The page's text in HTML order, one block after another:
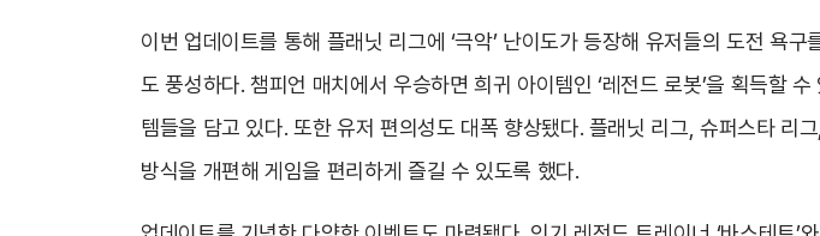
이번 업데이트를 통해 플래닛 리그에 ‘극악’ 난이도가 등장해 유저들의 도전 욕
도 풍성하다. 챔피언 매치에서 우승하면 희귀 아이템인 ‘레전드 로봇’을 획득할
템들을 담고 있다. 또한 유저 편의성도 대폭 향상됐다. 플래닛 리그, 슈퍼스타 리
방식을 개편해 게임을 편리하게 즐길 수 있도록 했다.